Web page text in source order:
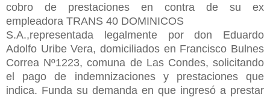
cobro de prestaciones en contra de su ex
empleadora TRANS 40 DOMINICOS
S.A.,representada legalmente por don Eduardo
Adolfo Uribe Vera, domiciliados en Francisco Bulnes
Correa Nº1223, comuna de Las Condes, solicitando
el pago de indemnizaciones y prestaciones que
indica. Funda su demanda en que ingresó a prestar